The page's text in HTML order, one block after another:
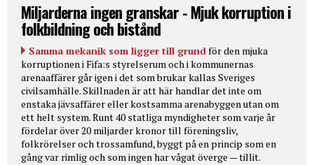
Miljarderna ingen granskar - Mjuk korruption i
folkbildning och bistånd
Samma mekanik som ligger till grundför den mjuka
korruptionen i Fifa:s styrelserum och i kommunernas
arenaaffärer går igen i det som brukar kallas Sveriges
civilsamhälle. Skillnaden är att här handlar det inte om
enstaka jävsaffärer eller kostsamma arenabyggen utan om
ett helt system. Runt 40 statliga myndigheter som varje år
fördelar över 20 miljarder kronor till föreningsliv,
folkrörelser och trossamfund, byggt på en princip som en
gång var rimlig och som ingen har vågat överge — tillit.